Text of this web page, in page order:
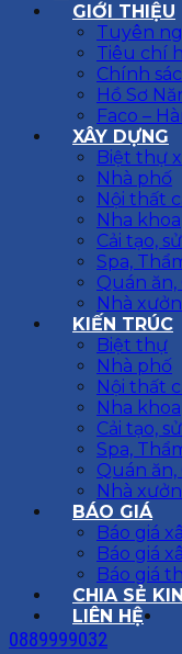
GIỚI THIỆU
Tuyên
Tiêu chí
Chính
Hồ Sơ
Faco –
XÂY DỰNG
Biệt thự
Nhà phố
Nội thất
Nha khoa
Cải tạo,
Spa,
Quán ăn,
Nhà
KIẾN TRÚC
Biệt thự
Nhà phố
Nội thất
Nha khoa
Cải tạo,
Spa,
Quán ăn,
Nhà
BÁO GIÁ
Báo giá
Báo giá
Báo giá
CHIA SẺ
LIÊN HỆ
0889999032